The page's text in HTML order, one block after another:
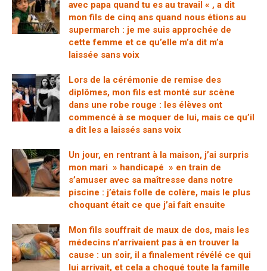
avec papa quand tu es au travail « , a dit
mon fils de cinq ans quand nous étions au
supermarch : je me suis approchée de
cette femme et ce qu’elle m’a dit m’a
laissée sans voix
Lors de la cérémonie de remise des
diplômes, mon fils est monté sur scène
dans une robe rouge : les élèves ont
commencé à se moquer de lui, mais ce qu’il
a dit les a laissés sans voix
Un jour, en rentrant à la maison, j’ai surpris
mon mari » handicapé » en train de
s’amuser avec sa maîtresse dans notre
piscine : j’étais folle de colère, mais le plus
choquant était ce que j’ai fait ensuite
Mon fils souffrait de maux de dos, mais les
médecins n’arrivaient pas à en trouver la
cause : un soir, il a finalement révélé ce qui
lui arrivait, et cela a choqué toute la famille